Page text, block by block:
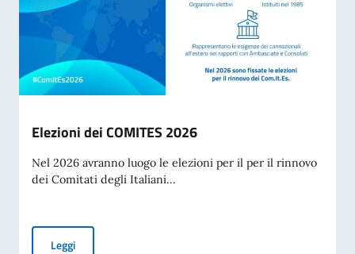
Elezioni dei COMITES 2026
Nel 2026 avranno luogo le elezioni per il per il rinnovo
dei Comitati degli Italiani...
LeggiElezioni dei COMITES 2026